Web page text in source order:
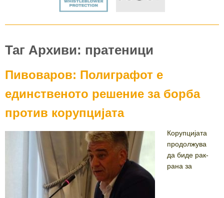
Таг Архиви: пратеници
Пивоваров: Полиграфот е
единственото решение за борба
против корупцијата
Корупцијата
продолжува
да биде рак-
рана за